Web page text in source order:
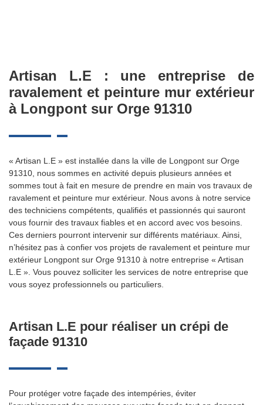
Artisan L.E : une entreprise de
ravalement et peinture mur extérieur
à Longpont sur Orge 91310
« Artisan L.E » est installée dans la ville de Longpont sur Orge
91310, nous sommes en activité depuis plusieurs années et
sommes tout à fait en mesure de prendre en main vos travaux de
ravalement et peinture mur extérieur. Nous avons à notre service
des techniciens compétents, qualifiés et passionnés qui sauront
vous fournir des travaux fiables et en accord avec vos besoins.
Ces derniers pourront intervenir sur différents matériaux. Ainsi,
n’hésitez pas à confier vos projets de ravalement et peinture mur
extérieur Longpont sur Orge 91310 à notre entreprise « Artisan
L.E ». Vous pouvez solliciter les services de notre entreprise que
vous soyez professionnels ou particuliers.
Artisan L.E pour réaliser un crépi de
façade 91310
Pour protéger votre façade des intempéries, éviter